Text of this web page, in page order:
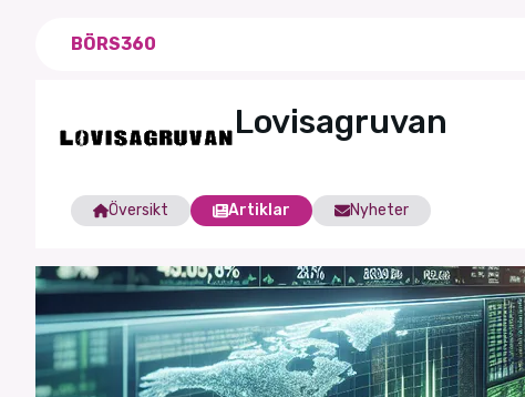
BÖRS360
Lovisagruvan
Översikt Artiklar Nyheter